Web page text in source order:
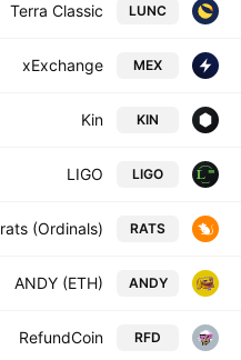
LUNC
Terra Classic
MEX
xExchange
KIN
Kin
LIGO
LIGO
RATS
rats (Ordinals)
ANDY
ANDY (ETH)
RFD
RefundCoin